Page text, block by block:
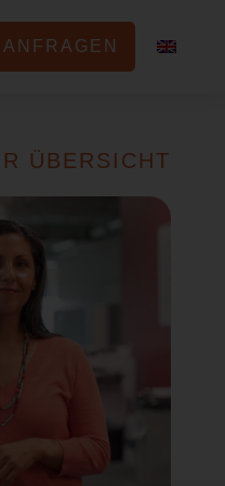
ÜBERSICHT
Seine Funktionalität ist